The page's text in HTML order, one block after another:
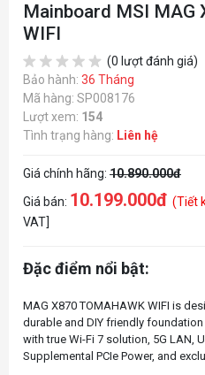
Mainboard MSI MAG
WIFI
(0 lượt đánh giá)
Bảo hành: 36 Tháng
Mã hàng: SP008176
Lượt xem: 154
Tình trạng hàng: Liên hệ
Giá chính hãng: 10.890.000đ
Giá bán: 10.199.000đ (Tiết
VAT]
Đặc điểm nổi bật:
MAG X870 TOMAHAWK WIFI is
durable and DIY friendly
with true Wi-Fi 7 solution, 5G LAN,
Supplemental PCIe Power, and